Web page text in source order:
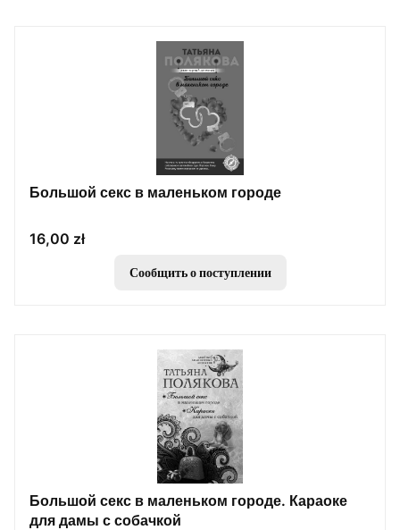
Большой секс в маленьком городе
Цена
16,00 zł
Сообщить о поступлении
Большой секс в маленьком городе. Караоке
для дамы с собачкой